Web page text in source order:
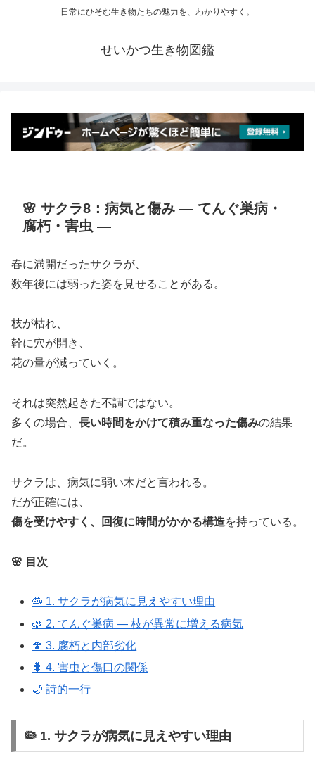
日常にひそむ生き物たちの魅力を、わかりやすく。
せいかつ生き物図鑑
🌸 サクラ8：病気と傷み ― てんぐ巣病・
腐朽・害虫 ―
春に満開だったサクラが、
数年後には弱った姿を見せることがある。
枝が枯れ、
幹に穴が開き、
花の量が減っていく。
それは突然起きた不調ではない。
多くの場合、 長い時間をかけて積み重なった傷みの結果
だ。
サクラは、病気に弱い木だと言われる。
だが正確には、
傷を受けやすく、回復に時間がかかる構造を持っている。
🌸 目次
🦠 1. サクラが病気に見えやすい理由
🌿 2. てんぐ巣病 ― 枝が異常に増える病気
🍄 3. 腐朽と内部劣化
🐛 4. 害虫と傷口の関係
🌙 詩的一行
🦠 1. サクラが病気に見えやすい理由